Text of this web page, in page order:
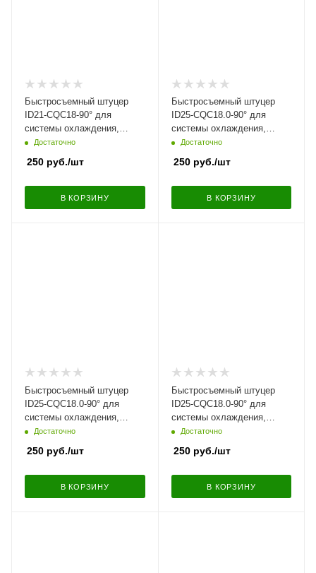
Быстросъемный штуцер
ID21-CQC18-90° для
системы охлаждения,
угловой | NS09-L36
Достаточно
250 руб./шт
В КОРЗИНУ
Быстросъемный штуцер
ID25-CQC18.0-90° для
системы охлаждения,
угловой | NS09-L25-12N-GR
Достаточно
250руб./шт
В КОРЗИНУ
Быстросъемный штуцер
ID25-CQC18.0-90° для
системы охлаждения,
угловой | NS09-L25-12N
Достаточно
250 руб./шт
В КОРЗИНУ
Быстросъемный штуцер
ID25-CQC18.0-90° для
системы охлаждения,
угловой | NS09-L25
Достаточно
250руб./шт
В КОРЗИНУ